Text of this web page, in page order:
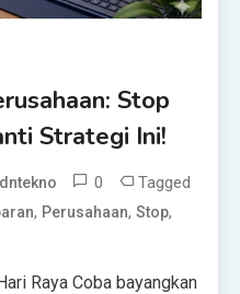
Stop
Strategi Ini!
0 Tagged
, Perusahaan,Stop,
Raya Coba bayangkan